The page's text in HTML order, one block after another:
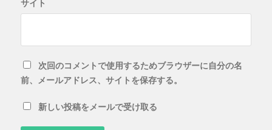
サイト
次回のコメントで使用するためブラウザーに自分の名
前、メールアドレス、サイトを保存する。
新しい投稿をメールで受け取る